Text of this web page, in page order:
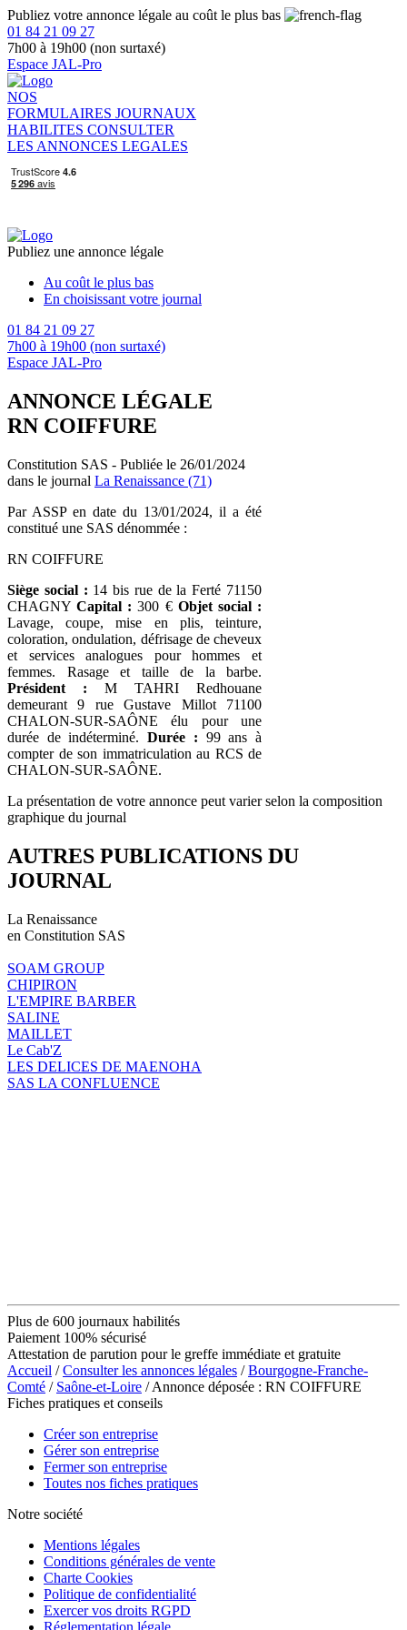
Publiez votre annonce légale au coût le plus bas
01 84 21 09 27
7h00 à 19h00 (non surtaxé)
Espace JAL-Pro
NOS
FORMULAIRES JOURNAUX
HABILITES CONSULTER
LES ANNONCES LEGALES
Publiez une annonce légale
Au coût le plus bas
En choisissant votre journal
01 84 21 09 27
7h00 à 19h00 (non surtaxé)
Espace JAL-Pro
ANNONCE LÉGALE
RN COIFFURE
Constitution SAS - Publiée le 26/01/2024
dans le journal La Renaissance (71)
Par ASSP en date du 13/01/2024, il a été
constitué une SAS dénommée :
RN COIFFURE
Siège social : 14 bis rue de la Ferté 71150
CHAGNYCapital : 300 € Objet social :
Lavage, coupe, mise en plis, teinture,
coloration, ondulation, défrisage de cheveux
et services analogues pour hommes et
femmes. Rasage et taille de la barbe.
Président : M TAHRI Redhouane
demeurant 9 rue Gustave Millot 71100
CHALON-SUR-SAÔNE élu pour une
durée de indéterminé.Durée : 99 ans à
compter de son immatriculation au RCS de
CHALON-SUR-SAÔNE.
La présentation de votre annonce peut varier selon la composition
graphique du journal
AUTRES PUBLICATIONS DU
JOURNAL
La Renaissance
en Constitution SAS
SOAM GROUP
CHIPIRON
L'EMPIRE BARBER
SALINE
MAILLET
Le Cab'Z
LES DELICES DE MAENOHA
SAS LA CONFLUENCE
Plus de 600 journaux habilités
Paiement 100% sécurisé
Attestation de parution pour le greffe immédiate et gratuite
Accueil /Consulter les annonces légales /Bourgogne-Franche-
Comté / Saône-et-Loire / Annonce déposée : RN COIFFURE
Fiches pratiques et conseils
Créer son entreprise
Gérer son entreprise
Fermer son entreprise
Toutes nos fiches pratiques
Notre société
Mentions légales
Conditions générales de vente
Charte Cookies
Politique de confidentialité
Exercer vos droits RGPD
Réglementation légale